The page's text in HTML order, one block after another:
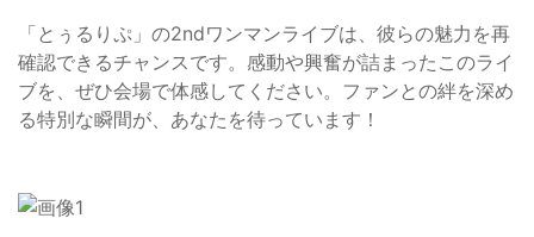
「とぅるりぷ」の2ndワンマンライブは、彼らの魅力を再
確認できるチャンスです。感動や興奮が詰まったこのライ
ブを、ぜひ会場で体感してください。ファンとの絆を深め
る特別な瞬間が、あなたを待っています！